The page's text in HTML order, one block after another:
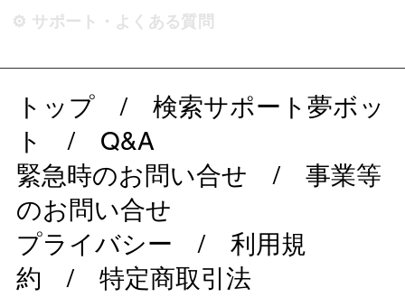
トップ/ 検索サポート夢ボッ
ト
/ Q&A
緊急時のお問い合せ / 事業等
のお問い合せ
プライバシー / 利用規
約 / 特定商取引法
⚙️ サポート・よくある質問